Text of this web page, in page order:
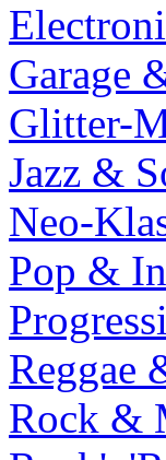
Garage
Glitter-
Jazz &
Neo-
Pop &
Reggae
Rock &